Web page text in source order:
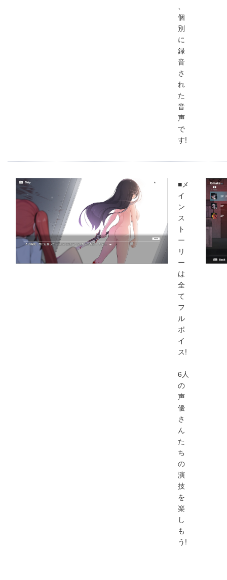
個
別
に
録
音
さ
れ
た
音
声
で
す!
■メ
イ
ン
ス
ト
ー
リ
ー
は
全
て
フ
ル
ボ
イ
ス!
6人
の
声
優
さ
ん
た
ち
の
演
技
を
楽
し
も
う!